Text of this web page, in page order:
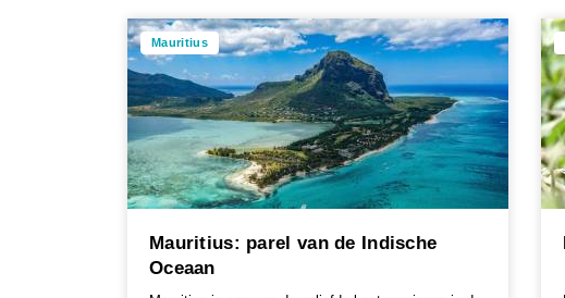
Mauritius
Mauritius: parel van de Indische
Oceaan